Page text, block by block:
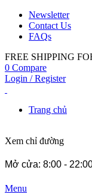
Newsletter
Contact Us
FAQs
FREE SHIPPING
0 Compare
Login / Register
Trang chủ
Xem chỉ đường
Mở cửa: 8:00 -
Menu